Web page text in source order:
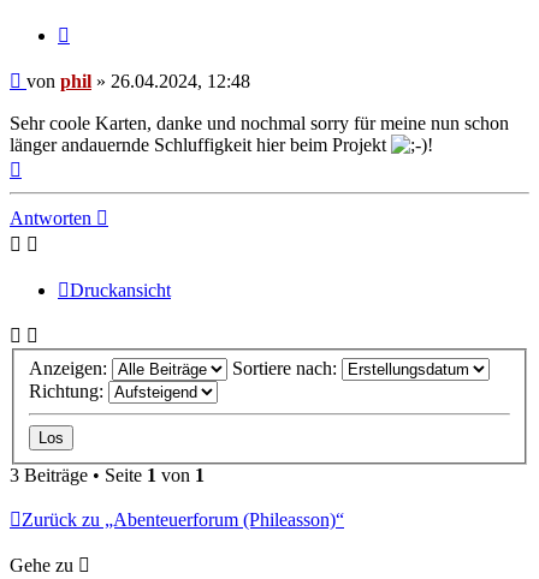
Beitrag
von phil » 26.04.2024, 12:48
Sehr coole Karten, danke und nochmal sorry für meine nun schon
länger andauernde Schluffigkeit hier beim Projekt
!
Antworten
Druckansicht
Anzeigen:
Sortiere nach:
Richtung:
3 Beiträge • Seite 1 von 1
Zurück zu „Abenteuerforum (Phileasson)“
Gehe zu